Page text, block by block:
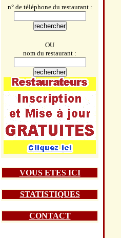
n° de téléphone du restaurant :
OU
nom du restaurant :
VOUS ETES ICI
STATISTIQUES
CONTACT